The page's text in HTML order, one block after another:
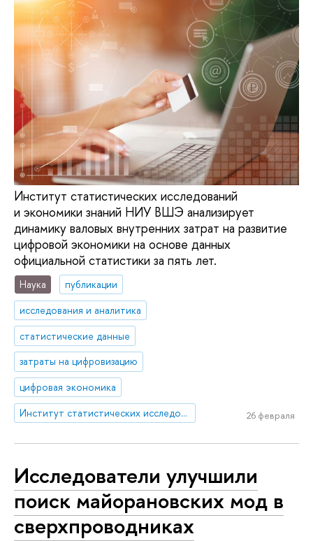
Институт статистических исследований
и экономики знаний НИУ ВШЭ анализирует
динамику валовых внутренних затрат на развитие
цифровой экономики на основе данных
официальной статистики за пять лет.
Наука
публикации
исследования и аналитика
статистические данные
затраты на цифровизацию
цифровая экономика
Институт статистических исследований и экономики знаний
26 февраля
Исследователи улучшили
поиск майорановских мод в
сверхпроводниках